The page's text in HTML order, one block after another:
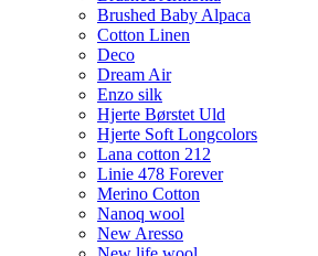
Brushed Baby Alpaca
Cotton Linen
Deco
Dream Air
Enzo silk
Hjerte Børstet Uld
Hjerte Soft Longcolors
Lana cotton 212
Linie 478 Forever
Merino Cotton
Nanoq wool
New Aresso